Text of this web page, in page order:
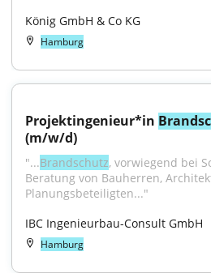
König GmbH & Co KG
Hamburg
Projektingenieur*in
(m/w/d)
"...Brandschutz, vorwiegend bei
Beratung von Bauherren,
Planungsbeteiligten..."
IBC Ingenieurbau-Consult GmbH
Hamburg